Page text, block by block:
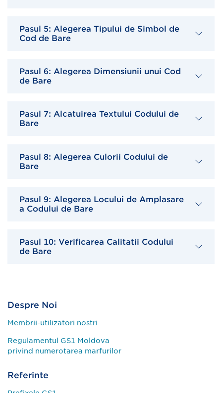
Pasul 5: Alegerea Tipului de Simbol de
Cod de Bare
Pasul 6: Alegerea Dimensiunii unui Cod
de Bare
Pasul 7: Alcatuirea Textului Codului de
Bare
Pasul 8: Alegerea Culorii Codului de
Bare
Pasul 9: Alegerea Locului de Amplasare
a Codului de Bare
Pasul 10: Verificarea Calitatii Codului
de Bare
Despre Noi
Membrii-utilizatori nostri
Regulamentul GS1 Moldova
privind numerotarea marfurilor
Referinte